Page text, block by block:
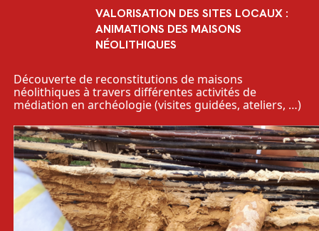
VALORISATION DES SITES LOCAUX :
ANIMATIONS DES MAISONS
NÉOLITHIQUES
Découverte de reconstitutions de maisons
néolithiques à travers différentes activités de
médiation en archéologie (visites guidées, ateliers, …)